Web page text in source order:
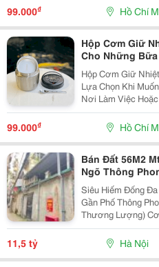
Trường, Văn
Động Ngoài...
99.000₫ Hồ Chí
Hộp Cơm Giữ
Cho Những
Hộp Cơm Giữ
Lựa Chọn Khi
Nơi Làm Việc
Tiện Lợi, Sản
Trở Nên Đơn
Trong...
99.000₫ Hồ Chí
Bán Đất 56M2
Ngõ Thông
Siêu Hiếm Đống
Gần Phố Thông
Thương Lượng)
Giữa Trung Tâm
Phố Thông Phong
Thông...
11,5 tỷ Hà Nội